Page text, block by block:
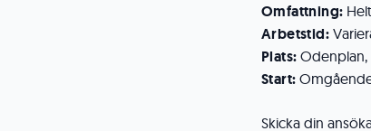
Omfattning:
Arbetstid:
Plats:
Start:
Skicka din